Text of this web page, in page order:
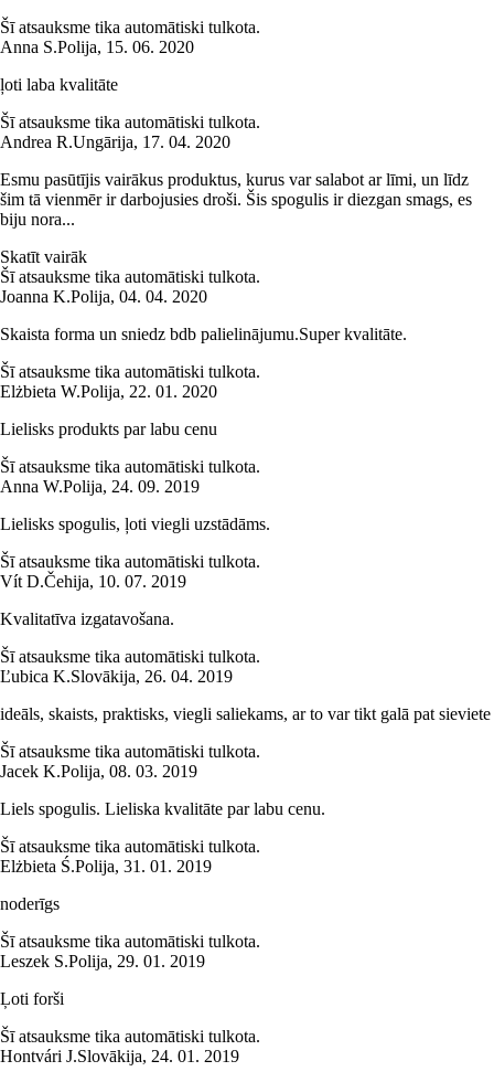
Šī atsauksme tika automātiski tulkota.
Anna S.Polija, 15. 06. 2020
ļoti laba kvalitāte
Šī atsauksme tika automātiski tulkota.
Andrea R.Ungārija, 17. 04. 2020
Esmu pasūtījis vairākus produktus, kurus var salabot ar līmi, un līdz
šim tā vienmēr ir darbojusies droši. Šis spogulis ir diezgan smags, es
biju nora...
Skatīt vairāk
Šī atsauksme tika automātiski tulkota.
Joanna K.Polija, 04. 04. 2020
Skaista forma un sniedz bdb palielinājumu.Super kvalitāte.
Šī atsauksme tika automātiski tulkota.
Elżbieta W.Polija, 22. 01. 2020
Lielisks produkts par labu cenu
Šī atsauksme tika automātiski tulkota.
Anna W.Polija, 24. 09. 2019
Lielisks spogulis, ļoti viegli uzstādāms.
Šī atsauksme tika automātiski tulkota.
Vít D.Čehija, 10. 07. 2019
Kvalitatīva izgatavošana.
Šī atsauksme tika automātiski tulkota.
Ľubica K.Slovākija, 26. 04. 2019
ideāls, skaists, praktisks, viegli saliekams, ar to var tikt galā pat sieviete
Šī atsauksme tika automātiski tulkota.
Jacek K.Polija, 08. 03. 2019
Liels spogulis. Lieliska kvalitāte par labu cenu.
Šī atsauksme tika automātiski tulkota.
Elżbieta Ś.Polija, 31. 01. 2019
noderīgs
Šī atsauksme tika automātiski tulkota.
Leszek S.Polija, 29. 01. 2019
Ļoti forši
Šī atsauksme tika automātiski tulkota.
Hontvári J.Slovākija, 24. 01. 2019